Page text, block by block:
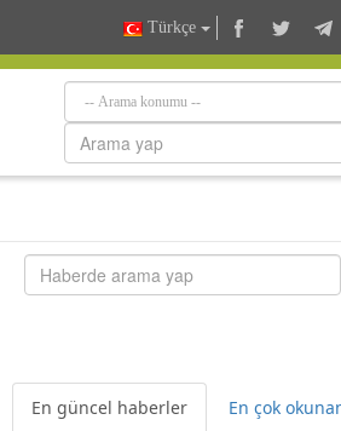
Türkçe
En güncel haberler En çok